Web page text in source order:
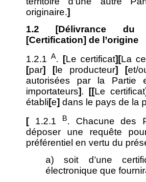
originaire.]
1.2 [Délivrance du
[Certification] de l’origine
1.2.1A. [Le certificat][La
[par] [le producteur] [et/
autorisées par la Partie
importateurs]. [[Le certificat
établi[e] dans le pays de la
[ 1.2.1 B. Chacune des
déposer une requête
préférentiel en vertu du
a) soit d’une
électronique que